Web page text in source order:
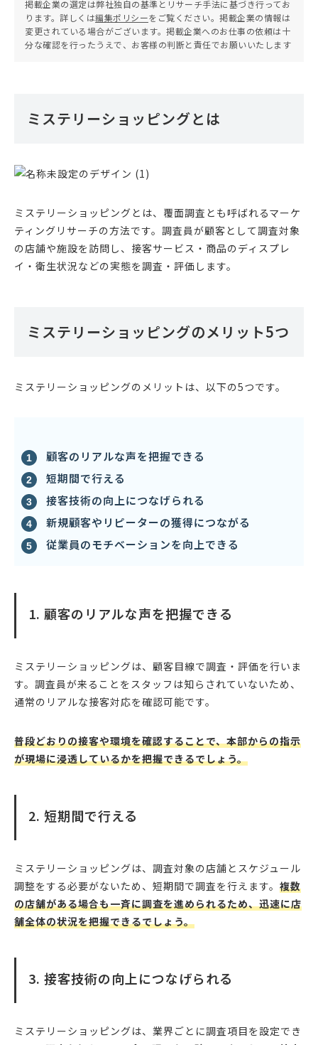
掲載企業の選定は弊社独自の基準とリサーチ手法に基づき行ってお
ります。詳しくは編集ポリシーをご覧ください。掲載企業の情報は
変更されている場合がございます。掲載企業へのお仕事の依頼は十
分な確認を行ったうえで、お客様の判断と責任でお願いいたします
ミステリーショッピングとは
ミステリーショッピングとは、覆面調査とも呼ばれるマーケ
ティングリサーチの方法です。調査員が顧客として調査対象
の店舗や施設を訪問し、接客サービス・商品のディスプレ
イ・衛生状況などの実態を調査・評価します。
ミステリーショッピングのメリット5つ
ミステリーショッピングのメリットは、以下の5つです。
顧客のリアルな声を把握できる
短期間で行える
接客技術の向上につなげられる
新規顧客やリピーターの獲得につながる
従業員のモチベーションを向上できる
1. 顧客のリアルな声を把握できる
ミステリーショッピングは、顧客目線で調査・評価を行いま
す。調査員が来ることをスタッフは知らされていないため、
通常のリアルな接客対応を確認可能です。
普段どおりの接客や環境を確認することで、本部からの指示
が現場に浸透しているかを把握できるでしょう。
2. 短期間で行える
ミステリーショッピングは、調査対象の店舗とスケジュール
調整をする必要がないため、短期間で調査を行えます。 複数
の店舗がある場合も一斉に調査を進められるため、迅速に店
舗全体の状況を把握できるでしょう。
3. 接客技術の向上につなげられる
ミステリーショッピングは、業界ごとに調査項目を設定でき